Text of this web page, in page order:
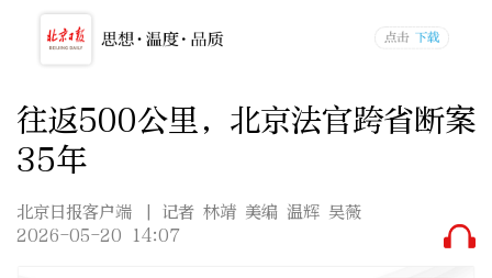
往返500公里，北京法官跨省断案
35年
北京日报客户端
| 记者 林靖 美编 温辉 吴薇
2026-05-20 14:07